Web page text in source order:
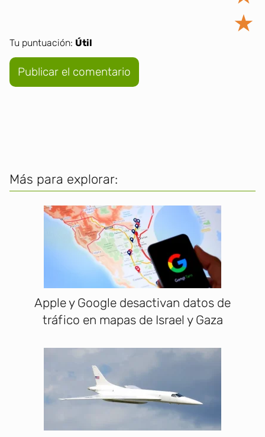
★
Tu puntuación: Útil
Más para explorar:
Apple y Google desactivan datos de
tráfico en mapas de Israel y Gaza